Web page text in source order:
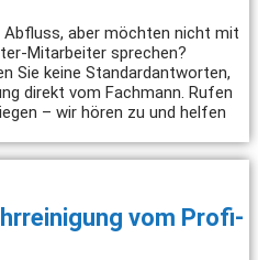
Abfluss, aber möchten nicht mit
Mitarbeiter sprechen?
Sie keine Standardantworten,
direkt vom Fachmann. Rufen
– wir hören zu und helfen
vom Profi-